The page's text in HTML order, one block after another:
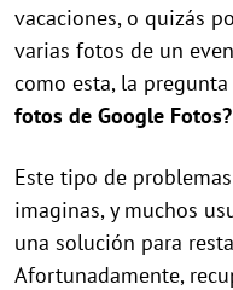
vacaciones, o quizás
varias fotos de un
como esta, la
fotos de Google Fotos?
Este tipo de
imaginas, y muchos
una solución para
Afortunadamente,